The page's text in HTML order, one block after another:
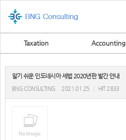
Taxation Accounting
알기 쉬운 인도네시아 세법 2020년판 발간 안내
BNG CONSULTING 2021.01.25 HIT 2833